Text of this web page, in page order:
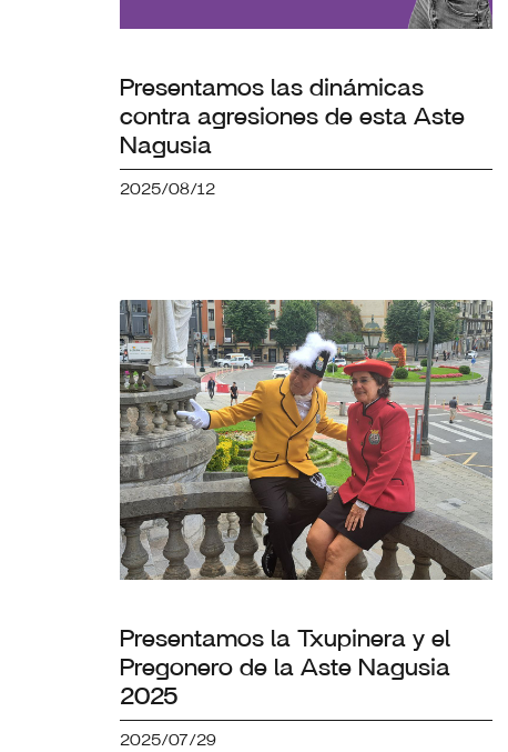
Presentamos las dinámicas
contra agresiones de esta Aste
Nagusia
2025/08/12
Presentamos la Txupinera y el
Pregonero de la Aste Nagusia
2025
2025/07/29